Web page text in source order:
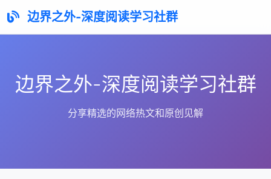
边界之外-深度阅读学习社群
边界之外-深度阅读学习社群
分享精选的网络热文和原创见解